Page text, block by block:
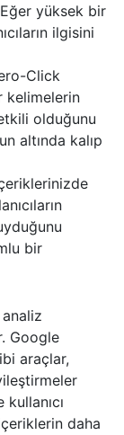
yüksek bir
ilgisini
Click
kelimelerin
olduğunu
altında kalıp
bir
Google
araçlar,
daha